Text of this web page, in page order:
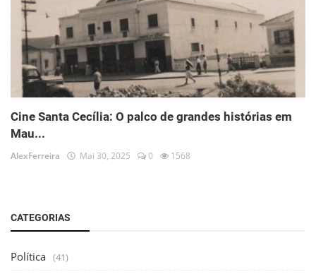
Cine Santa Cecília: O palco de grandes histórias em
Mau...
AlexFerreira Mai 30, 2025 0 1568
CATEGORIAS
Política (41)